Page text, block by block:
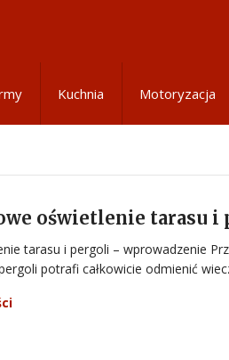
Kuchnia Motoryzacja
oświetlenie tarasu i
tarasu i pergoli – wprowadzenie
potrafi całkowicie odmienić